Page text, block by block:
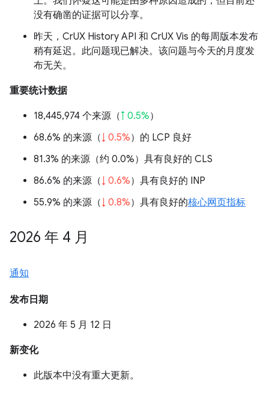
没有确凿的证据可以分享。
昨天，CrUX History API 和 CrUX Vis 的每周版本发布
稍有延迟。此问题现已解决。该问题与今天的月度发
布无关。
重要统计数据
18,445,974 个来源（↑ 0.5%）
68.6% 的来源（↓ 0.5%）的 LCP 良好
81.3% 的来源（约 0.0%）具有良好的 CLS
86.6% 的来源（↓ 0.6%）具有良好的 INP
55.9% 的来源（↓ 0.8%）具有良好的核心网页指标
2026 年 4 月
通知
发布日期
2026 年 5 月 12 日
新变化
此版本中没有重大更新。